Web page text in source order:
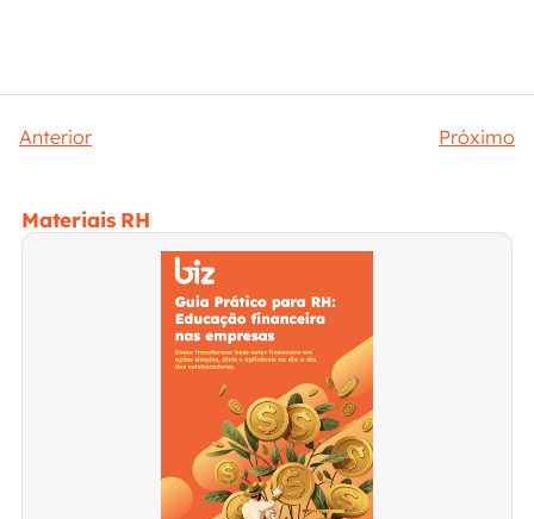
Anterior Próximo
Materiais RH